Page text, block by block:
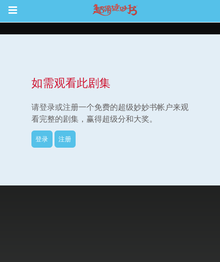
Return to Content
如需观看此剧集
请登录或注册一个免费的超级妙妙书帐户来观
看完整的剧集，赢得超级分和大奖。
登录 注册